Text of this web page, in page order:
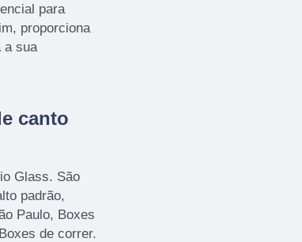
para
proporciona
a sua
canto
Glass. São
padrão,
Paulo, Boxes
de correr.